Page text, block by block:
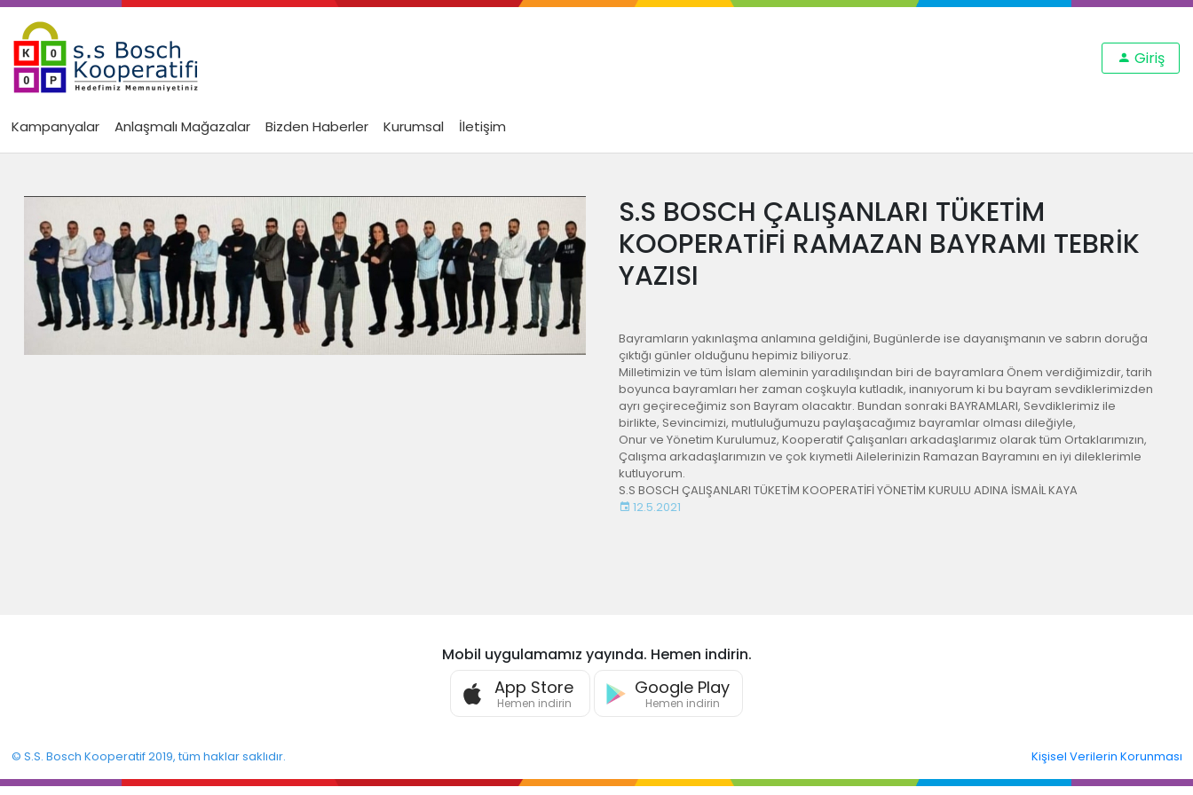
Kampanyalar Anlaşmalı Mağazalar Bizden Haberler Kurumsal İletişim
Giriş
S.S BOSCH ÇALIŞANLARI TÜKETİM
KOOPERATİFİ RAMAZAN BAYRAMI TEBRİK
YAZISI
Bayramların yakınlaşma anlamına geldiğini, Bugünlerde ise dayanışmanın ve sabrın doruğa
çıktığı günler olduğunu hepimiz biliyoruz.
Milletimizin ve tüm İslam aleminin yaradılışından biri de bayramlara Önem verdiğimizdir, tarih
boyunca bayramları her zaman coşkuyla kutladık, inanıyorum ki bu bayram sevdiklerimizden
ayrı geçireceğimiz son Bayram olacaktır. Bundan sonraki BAYRAMLARI, Sevdiklerimiz ile
birlikte, Sevincimizi, mutluluğumuzu paylaşacağımız bayramlar olması dileğiyle,
Onur ve Yönetim Kurulumuz, Kooperatif Çalışanları arkadaşlarımız olarak tüm Ortaklarımızın,
Çalışma arkadaşlarımızın ve çok kıymetli Ailelerinizin Ramazan Bayramını en iyi dileklerimle
kutluyorum.
S.S BOSCH ÇALIŞANLARI TÜKETİM KOOPERATİFİ YÖNETİM KURULU ADINA İSMAİL KAYA
12.5.2021
Mobil uygulamamız yayında. Hemen indirin.
App Store
Hemen indirin
Google Play
Hemen indirin
Kişisel Verilerin Korunması
© S.S. Bosch Kooperatif 2019, tüm haklar saklıdır.